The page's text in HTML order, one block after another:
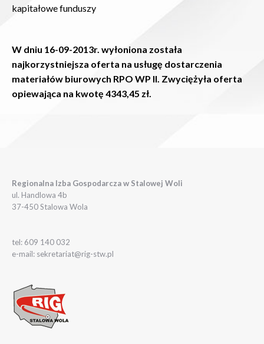
kapitałowe funduszy
W dniu 16-09-2013r. wyłoniona została
najkorzystniejsza oferta na usługę dostarczenia
materiałów biurowych RPO WP II. Zwyciężyła oferta
opiewająca na kwotę 4343,45 zł.
Regionalna Izba Gospodarcza w Stalowej Woli
ul. Handlowa 4b
37-450 Stalowa Wola
tel: 609 140 032
e-mail: sekretariat@rig-stw.pl